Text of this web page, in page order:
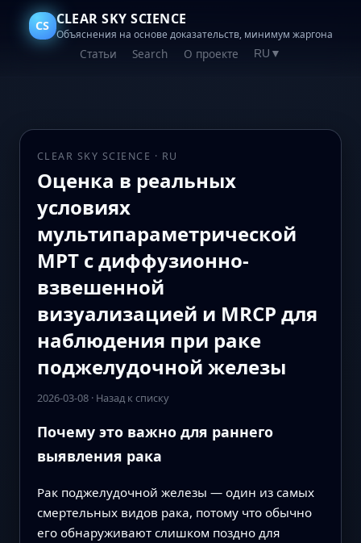
CS CLEAR SKY SCIENCE
Объяснения на основе доказательств, минимум жаргона
Статьи Search О проекте RU ▼
CLEAR SKY SCIENCE · RU
Оценка в реальных
условиях
мультипараметрической
МРТ с диффузионно-
взвешенной
визуализацией и MRCP для
наблюдения при раке
поджелудочной железы
2026-03-08· Назад к списку
Почему это важно для раннего
выявления рака
Рак поджелудочной железы — один из самых
смертельных видов рака, потому что обычно
его обнаруживают слишком поздно для